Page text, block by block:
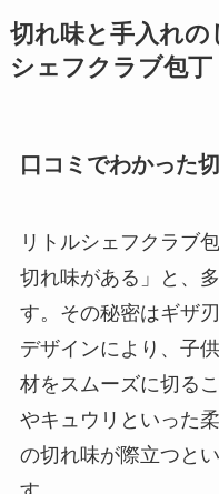
切れ味と手入れ
シェフクラブ包丁
口コミでわかった
リトルシェフクラブ
切れ味がある」と、
す。その秘密はギザ
デザインにより、子
材をスムーズに切る
やキュウリといった
の切れ味が際立つと